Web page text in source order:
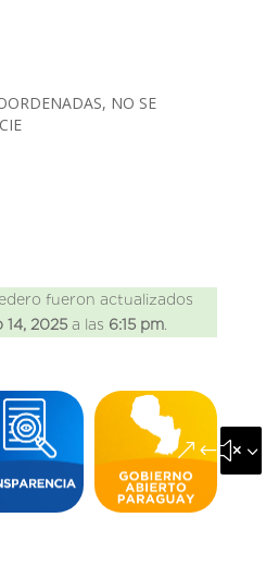
NO SE
fueron actualizados
14, 2025a las 6:15 pm.